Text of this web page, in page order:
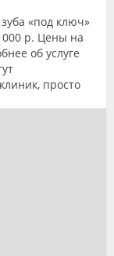
«под ключ»
000 р. Цены на
об услуге
просто